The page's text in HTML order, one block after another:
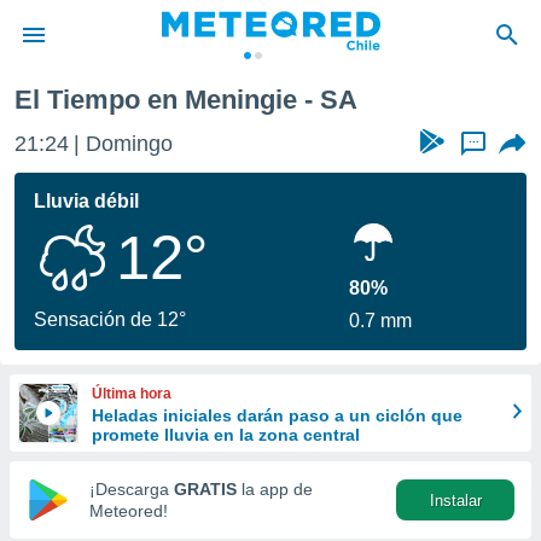
de
por
se
calidad.
a este
las
y
forma
digital
basada
El Tiempo en Meningie - SA
21:24 Domingo ...
Lluvia débil
12°
Sensación de 12°
80%
0.7 mm
Última hora
Heladas iniciales darán paso a un ciclón que
promete lluvia en la zona central
¡Descarga GRATIS la app de
Meteored!
Instalar